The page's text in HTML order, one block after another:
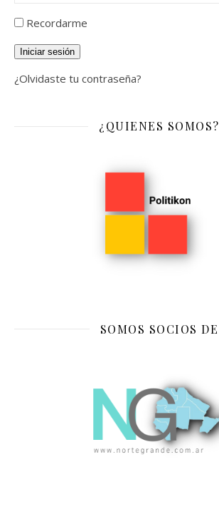
Recordarme
Iniciar sesión
¿Olvidaste tu contraseña?
¿QUIENES SOMOS?
SOMOS SOCIOS DE